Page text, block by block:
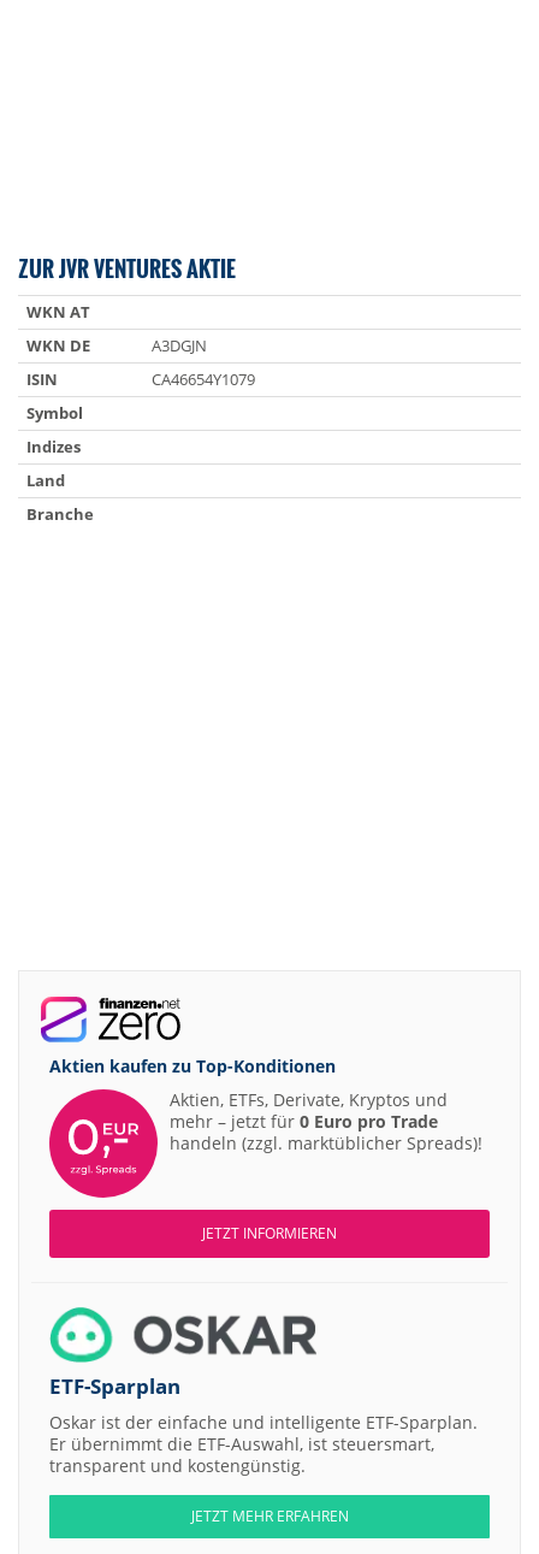
ZUR JVR VENTURES AKTIE
WKN AT
WKN DE
A3DGJN
ISIN
CA46654Y1079
Symbol
Indizes
Land
Branche
Aktien kaufen zu Top-Konditionen
Aktien, ETFs, Derivate, Kryptos und
mehr – jetzt für 0 Euro pro Trade
handeln (zzgl. marktüblicher Spreads)!
JETZT INFORMIEREN
ETF-Sparplan
Oskar ist der einfache und intelligente ETF-Sparplan.
Er übernimmt die ETF-Auswahl, ist steuersmart,
transparent und kostengünstig.
JETZT MEHR ERFAHREN